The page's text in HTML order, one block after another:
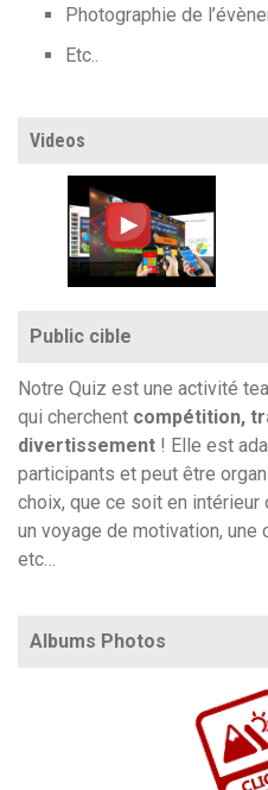
Photographie de
Etc..
Videos
Public cible
Notre Quiz est une activité
qui cherchent compétition,
divertissement ! Elle est
participants et peut être
choix, que ce soit en intérieur
un voyage de motivation, une
etc…
Albums Photos